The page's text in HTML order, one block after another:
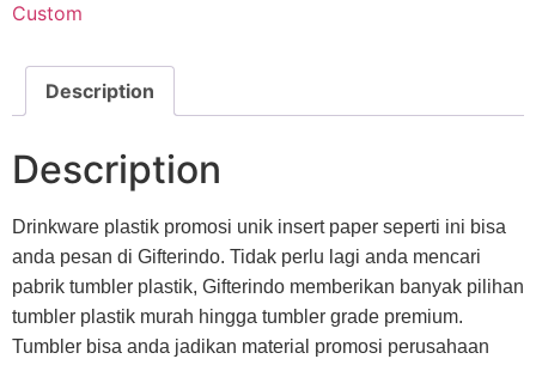
Custom
Description
Description
Drinkware plastik promosi unik insert paper seperti ini bisa
anda pesan di Gifterindo. Tidak perlu lagi anda mencari
pabrik tumbler plastik, Gifterindo memberikan banyak pilihan
tumbler plastik murah hingga tumbler grade premium.
Tumbler bisa anda jadikan material promosi perusahaan